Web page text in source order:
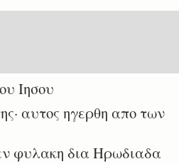
Ιησου
αυτος ηγερθη απο των
φυλακη δια Ηρωδιαδα